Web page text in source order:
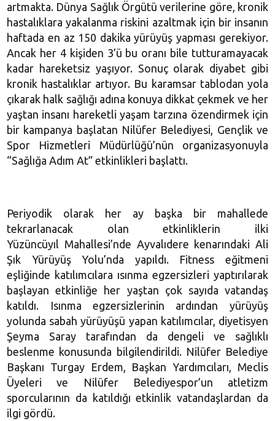
artmakta. Dünya Sağlık Örgütü verilerine göre, kronik
hastalıklara yakalanma riskini azaltmak için bir insanın
haftada en az 150 dakika yürüyüş yapması gerekiyor.
Ancak her 4 kişiden 3’ü bu oranı bile tutturamayacak
kadar hareketsiz yaşıyor. Sonuç olarak diyabet gibi
kronik hastalıklar artıyor. Bu karamsar tablodan yola
çıkarak halk sağlığı adına konuya dikkat çekmek ve her
yaştan insanı hareketli yaşam tarzına özendirmek için
bir kampanya başlatan Nilüfer Belediyesi, Gençlik ve
Spor Hizmetleri Müdürlüğü’nün organizasyonuyla
“Sağlığa Adım At” etkinlikleri başlattı.
Periyodik olarak her ay başka bir mahallede
tekrarlanacak olan etkinliklerin ilki
Yüzüncüyıl Mahallesi’nde Ayvalıdere kenarındaki Ali
Şık Yürüyüş Yolu’nda yapıldı. Fitness eğitmeni
eşliğinde katılımcılara ısınma egzersizleri yaptırılarak
başlayan etkinliğe her yaştan çok sayıda vatandaş
katıldı. Isınma egzersizlerinin ardından yürüyüş
yolunda sabah yürüyüşü yapan katılımcılar, diyetisyen
Şeyma Saray tarafından da dengeli ve sağlıklı
beslenme konusunda bilgilendirildi. Nilüfer Belediye
Başkanı Turgay Erdem, Başkan Yardımcıları, Meclis
Üyeleri ve Nilüfer Belediyespor’un atletizm
sporcularının da katıldığı etkinlik vatandaşlardan da
ilgi gördü.